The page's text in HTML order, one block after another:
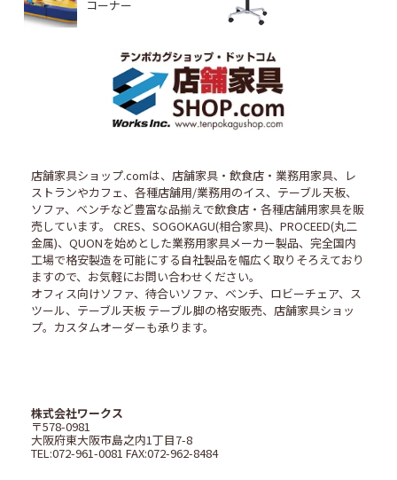
コーナー
店舗家具ショップ.comは、店舗家具・飲食店・業務用家具、レ
ストランやカフェ、各種店舗用/業務用のイス、テーブル天板、
ソファ、ベンチなど豊富な品揃えで飲食店・各種店舗用家具を販
売しています。 CRES、SOGOKAGU(相合家具)、PROCEED(丸二
金属)、QUONを始めとした業務用家具メーカー製品、完全国内
工場で格安製造を可能にする自社製品を幅広く取りそろえており
ますので、お気軽にお問い合わせください。
オフィス向けソファ、待合いソファ、ベンチ、ロビーチェア、ス
ツール、テーブル天板 テーブル脚の格安販売、店舗家具ショッ
プ。カスタムオーダーも承ります。
株式会社ワークス
〒578-0981
大阪府東大阪市島之内1丁目7-8
TEL:072-961-0081 FAX:072-962-8484